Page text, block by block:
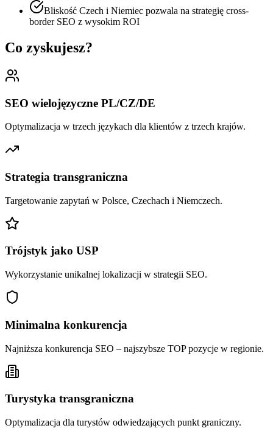
Bliskość Czech i Niemiec pozwala na strategię cross-
border SEO z wysokim ROI
Co zyskujesz?
SEO wielojęzyczne PL/CZ/DE
Optymalizacja w trzech językach dla klientów z trzech krajów.
Strategia transgraniczna
Targetowanie zapytań w Polsce, Czechach i Niemczech.
Trójstyk jako USP
Wykorzystanie unikalnej lokalizacji w strategii SEO.
Minimalna konkurencja
Najniższa konkurencja SEO – najszybsze TOP pozycje w regionie.
Turystyka transgraniczna
Optymalizacja dla turystów odwiedzających punkt graniczny.